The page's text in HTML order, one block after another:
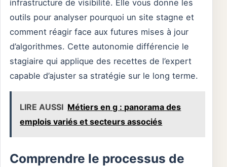
infrastructure de visibilité. Elle vous donne les
outils pour analyser pourquoi un site stagne et
comment réagir face aux futures mises à jour
d’algorithmes. Cette autonomie différencie le
stagiaire qui applique des recettes de l’expert
capable d’ajuster sa stratégie sur le long terme.
LIRE AUSSI Métiers en g : panorama des
emplois variés et secteurs associés
Comprendre le processus de